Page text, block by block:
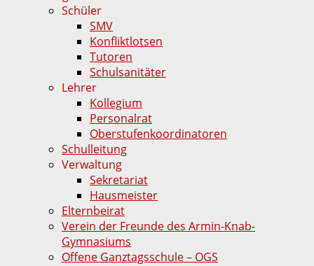
Schüler
SMV
Konfliktlotsen
Tutoren
Schulsanitäter
Lehrer
Kollegium
Personalrat
Oberstufenkoordinatoren
Schulleitung
Verwaltung
Sekretariat
Hausmeister
Elternbeirat
Verein der Freunde des Armin-Knab-
Gymnasiums
Offene Ganztagsschule – OGS